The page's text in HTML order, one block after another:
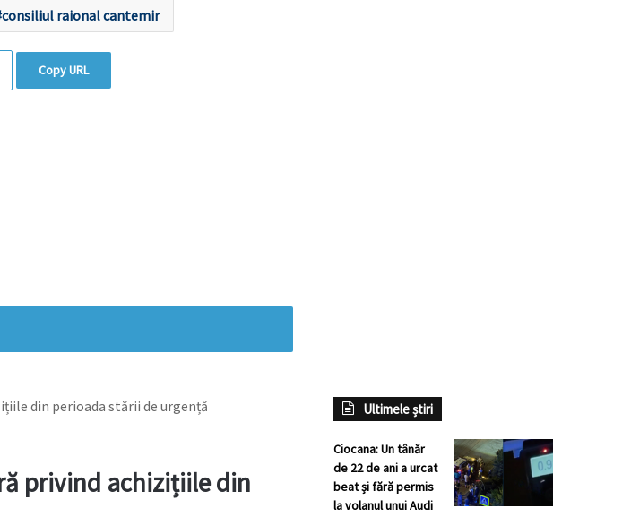
consiliul raional cantemir
Copy URL